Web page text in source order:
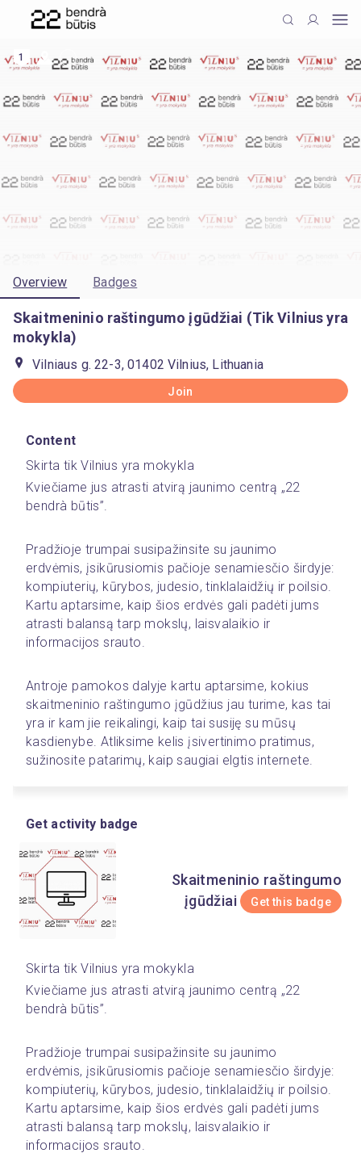
1
Overview Badges
Skaitmeninio raštingumo įgūdžiai (Tik Vilnius yra
mokykla)
Vilniaus g. 22-3, 01402 Vilnius, Lithuania
Join
Content
Skirta tik Vilnius yra mokykla
Kviečiame jus atrasti atvirą jaunimo centrą „22
bendrà būtis”.
Pradžioje trumpai susipažinsite su jaunimo
erdvėmis, įsikūrusiomis pačioje senamiesčio širdyje:
kompiuterių, kūrybos, judesio, tinklalaidžių ir poilsio.
Kartu aptarsime, kaip šios erdvės gali padėti jums
atrasti balansą tarp mokslų, laisvalaikio ir
informacijos srauto.
Antroje pamokos dalyje kartu aptarsime, kokius
skaitmeninio raštingumo įgūdžius jau turime, kas tai
yra ir kam jie reikalingi, kaip tai susiję su mūsų
kasdienybe. Atliksime kelis įsivertinimo pratimus,
sužinosite patarimų, kaip saugiai elgtis internete.
Get activity badge
Skaitmeninio raštingumo
įgūdžiai
Get this badge
Skirta tik Vilnius yra mokykla
Kviečiame jus atrasti atvirą jaunimo centrą „22
bendrà būtis”.
Pradžioje trumpai susipažinsite su jaunimo
erdvėmis, įsikūrusiomis pačioje senamiesčio širdyje:
kompiuterių, kūrybos, judesio, tinklalaidžių ir poilsio.
Kartu aptarsime, kaip šios erdvės gali padėti jums
atrasti balansą tarp mokslų, laisvalaikio ir
informacijos srauto.